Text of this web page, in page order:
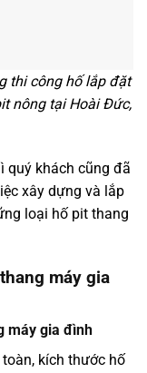
thi công hố lắp đặt
nông tại Hoài Đức,
quý khách cũng đã
xây dựng và lắp
loại hố pit thang
máy gia
máy gia đình
kích thước hố